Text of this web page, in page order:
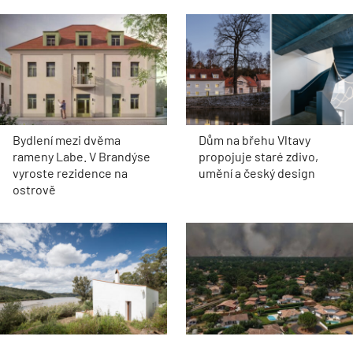
Bydlení mezi dvěma
rameny Labe. V Brandýse
vyroste rezidence na
ostrově
Dům na břehu Vltavy
propojuje staré zdivo,
umění a český design